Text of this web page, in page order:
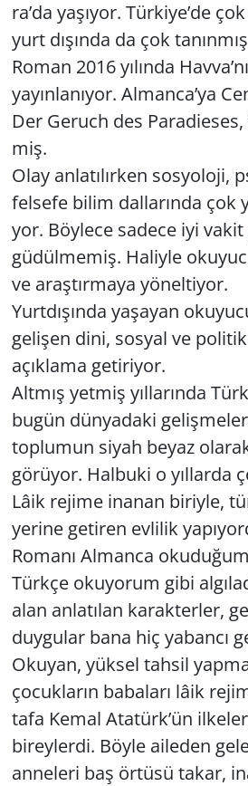
ra’da ya­şı­yor. Tür­ki­ye’de
yurt dı­şın­da da çok
Roman 2016 yı­lın­da
ya­yın­la­nı­yor. Al­man­ca’ya
Der Ge­ruch des
miş.
Olay an­la­tı­lır­ken sos­yo­lo­ji,
fel­se­fe bilim dal­la­rın­da
yor. Böy­le­ce sa­de­ce iyi vakit
gü­dül­me­miş. Ha­liy­le
ve araş­tır­ma­ya yö­nel­ti­yor.
Yurt­dı­şın­da ya­şa­yan
ge­li­şen dini, sos­yal ve
açık­la­ma ge­ti­ri­yor.
Alt­mış yet­miş yıl­la­rın­da
bugün dün­ya­da­ki
top­lu­mun siyah beyaz ola­rak
gö­rü­yor. Hal­bu­ki o yıl­lar­da
Lâik re­ji­me ina­nan bi­riy­le,
ye­ri­ne ge­ti­ren ev­li­lik
Ro­ma­nı Al­man­ca
Türk­çe oku­yo­rum gibi
alan an­la­tı­lan ka­rak­ter­ler,
duy­gu­lar bana hiç ya­ban­cı
Oku­yan, yük­sel tah­sil
ço­cuk­la­rın ba­ba­la­rı lâik
ta­fa Kemal Ata­türk’ün
bi­rey­ler­di. Böyle aile­den
an­ne­le­ri baş ör­tü­sü takar,
Yerel